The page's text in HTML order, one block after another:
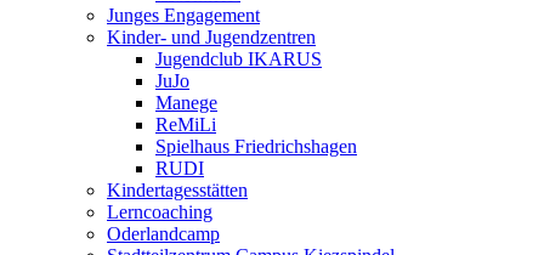
Junges Engagement
Kinder- und Jugendzentren
Jugendclub IKARUS
JuJo
Manege
ReMiLi
Spielhaus Friedrichshagen
RUDI
Kindertagesstätten
Lerncoaching
Oderlandcamp